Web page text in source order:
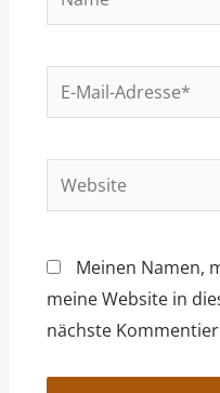
Mail-
Website
Meinen Namen,
meine Website in
nächste